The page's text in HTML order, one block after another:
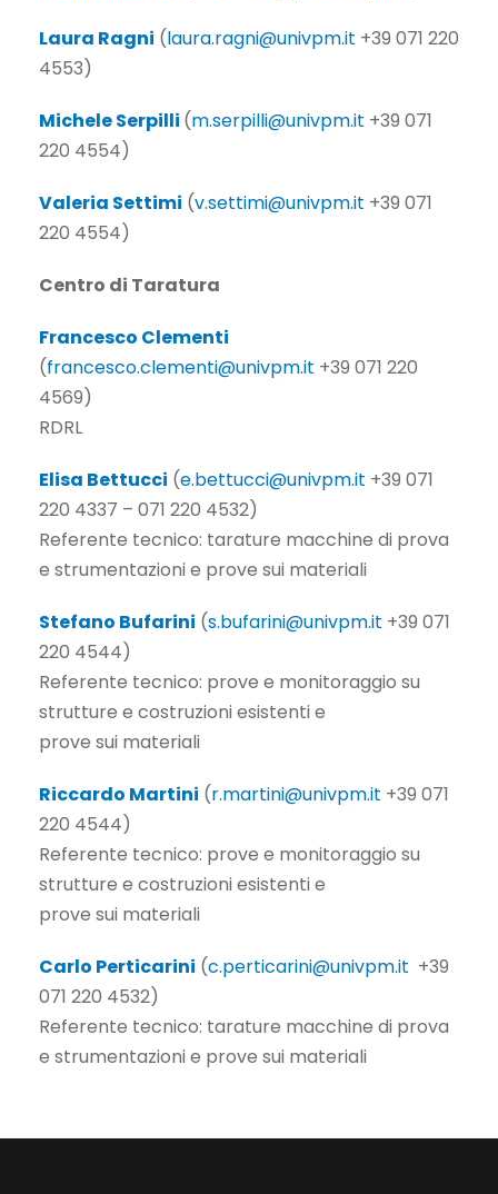
Laura Ragni (laura.ragni@univpm.it +39 071 220
4553)
Michele Serpilli (m.serpilli@univpm.it +39 071
220 4554)
Valeria Settimi (v.settimi@univpm.it +39 071
220 4554)
Centro di Taratura
Francesco Clementi
(francesco.clementi@univpm.it +39 071 220
4569)
RDRL
Elisa Bettucci (e.bettucci@univpm.it +39 071
220 4337 – 071 220 4532)
Referente tecnico: tarature macchine di prova
e strumentazioni e prove sui materiali
Stefano Bufarini (s.bufarini@univpm.it +39 071
220 4544)
Referente tecnico: prove e monitoraggio su
strutture e costruzioni esistenti e
prove sui materiali
Riccardo Martini (r.martini@univpm.it +39 071
220 4544)
Referente tecnico: prove e monitoraggio su
strutture e costruzioni esistenti e
prove sui materiali
Carlo Perticarini (c.perticarini@univpm.it +39
071 220 4532)
Referente tecnico: tarature macchine di prova
e strumentazioni e prove sui materiali